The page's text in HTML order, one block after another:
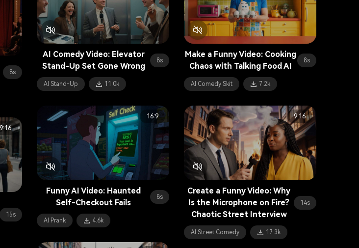
AI Comedy Video: Elevator
Stand-Up Set Gone Wrong
8s
AI Stand-Up 11.0k
Make a Funny Video: Cooking
Chaos with Talking Food AI
8s
AI Comedy Skit 7.2k
8s
16:9
Funny AI Video: Haunted
Self-Checkout Fails
8s
AI Prank 4.6k
9:16
Create a Funny Video: Why
Is the Microphone on Fire?
Chaotic Street Interview
14s
AI Street Comedy 17.3k
9:16
15s